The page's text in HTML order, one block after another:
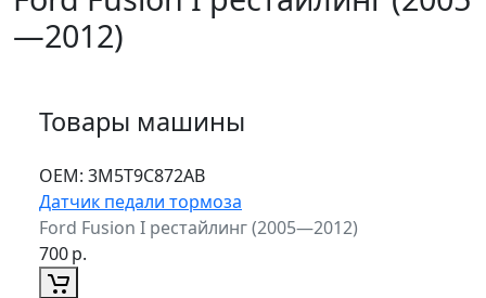
—2012)
Товары машины
ОЕМ: 3M5T9C872AB
Датчик педали тормоза
Ford Fusion I рестайлинг (2005—2012)
700р.